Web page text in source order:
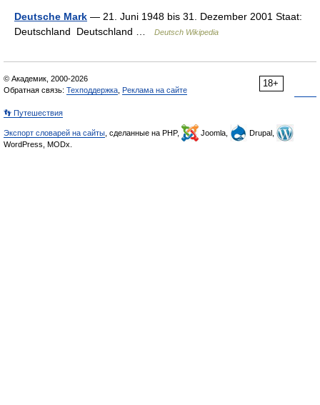
Deutsche Mark — 21. Juni 1948 bis 31. Dezember 2001 Staat:
Deutschland Deutschland …
Deutsch Wikipedia
18+
© Академик, 2000-2026
Обратная связь: Техподдержка Реклама на сайте
👣 Путешествия
Экспорт словарей на сайты , сделанные на PHP, Joomla,
Drupal,
WordPress, MODx.